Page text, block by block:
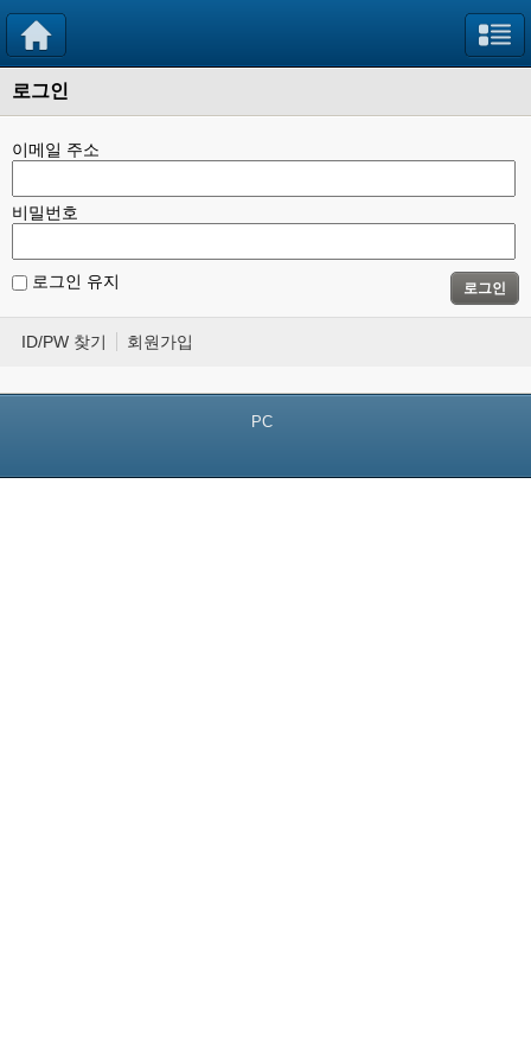
로그인
이메일 주소
비밀번호
로그인 유지 로그인
ID/PW 찾기 회원가입
PC